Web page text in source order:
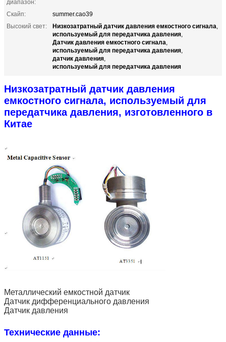
диапазон:
Скайп:
summer.cao39
Высокий свет:
Низкозатратный датчик давления емкостного сигнала,
используемый для передатчика давления,
Датчик давления емкостного сигнала,
используемый для передатчика давления,
датчик давления,
используемый для передатчика давления
Низкозатратный датчик давления
емкостного сигнала, используемый для
передатчика давления, изготовленного в
Китае
Металлический емкостной датчик
Датчик дифференциального давления
Датчик давления
Технические данные: